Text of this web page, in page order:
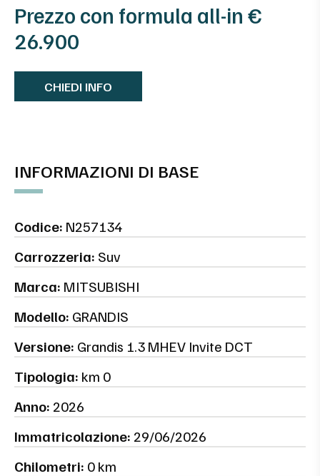
Prezzo con formula all-in €
26.900
CHIEDI INFO
INFORMAZIONI DI BASE
Codice: N257134
Carrozzeria: Suv
Marca: MITSUBISHI
Modello: GRANDIS
Versione: Grandis 1.3 MHEV Invite DCT
Tipologia: km 0
Anno: 2026
Immatricolazione: 29/06/2026
Chilometri: 0 km